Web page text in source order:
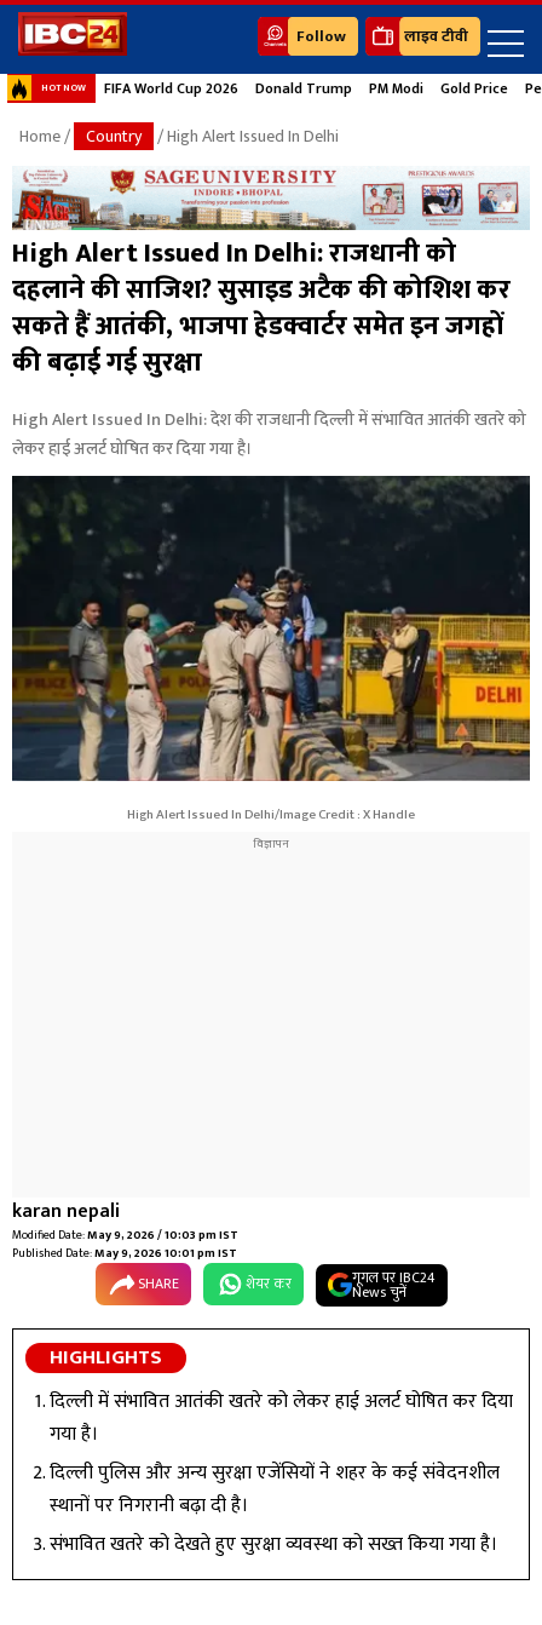
Follow लाइव टीवी
HOT NOW FIFA World Cup 2026 Donald Trump PM Modi Gold Price
Home/ Country / High Alert Issued In Delhi
High Alert Issued In Delhi: राजधानी को
दहलाने की साजिश? सुसाइड अटैक की कोशिश कर
सकते हैं आतंकी, भाजपा हेडक्वार्टर समेत इन जगहों
की बढ़ाई गई सुरक्षा
High Alert Issued In Delhi: देश की राजधानी दिल्ली में संभावित आतंकी खतरे को
लेकर हाई अलर्ट घोषित कर दिया गया है।
High Alert Issued In Delhi/Image Credit : X Handle
karan nepali
Modified Date:May 9, 2026 / 10:03 pm IST
Published Date:May 9, 2026 10:01 pm IST
SHARE शेयर कर गूगल पर IBC24
News चुनें
HIGHLIGHTS
दिल्ली में संभावित आतंकी खतरे को लेकर हाई अलर्ट घोषित कर दिया
गया है।
दिल्ली पुलिस और अन्य सुरक्षा एजेंसियों ने शहर के कई संवेदनशील
स्थानों पर निगरानी बढ़ा दी है।
संभावित खतरे को देखते हुए सुरक्षा व्यवस्था को सख्त किया गया है।